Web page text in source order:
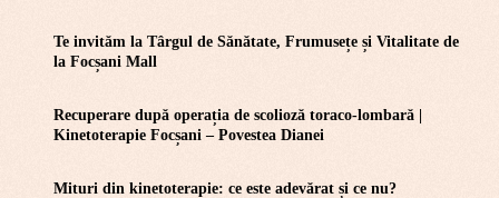
Te invităm la Târgul de Sănătate, Frumusețe și Vitalitate de
la Focșani Mall
Recuperare după operația de scolioză toraco-lombară |
Kinetoterapie Focșani – Povestea Dianei
Mituri din kinetoterapie: ce este adevărat și ce nu?